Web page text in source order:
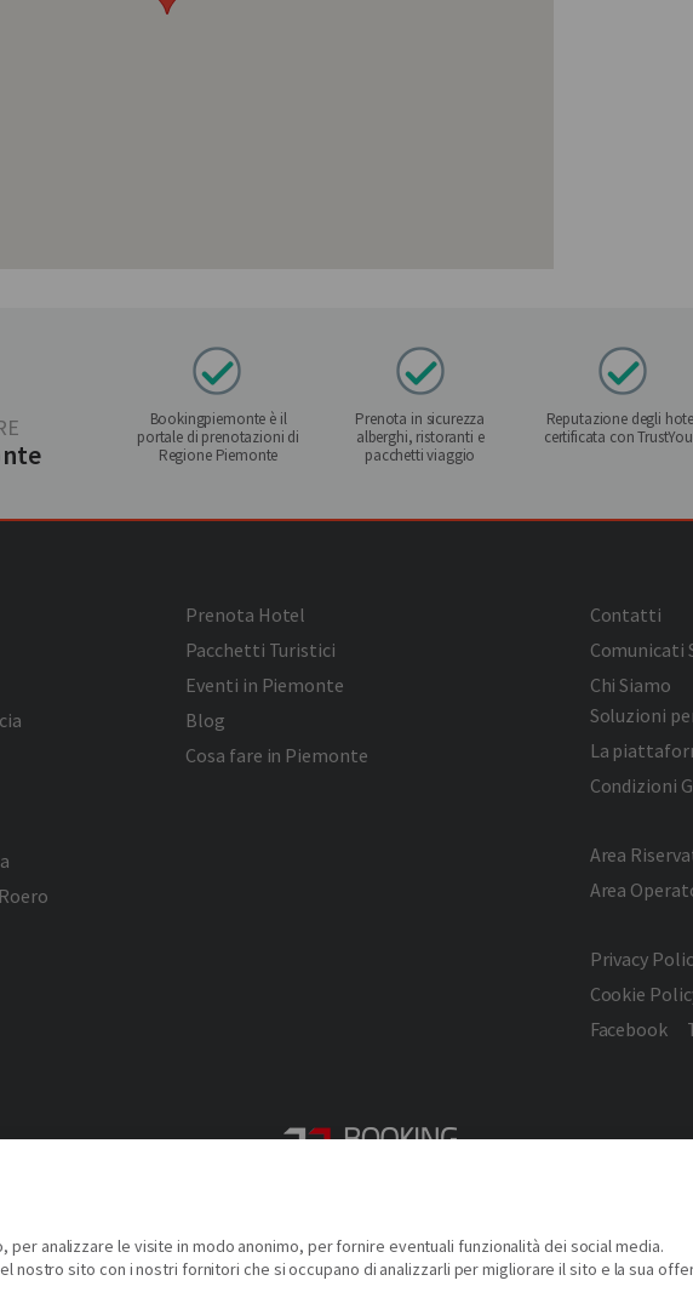
Bookingpiemonte è il
portale di prenotazioni di
Regione Piemonte
Prenota in sicurezza
alberghi, ristoranti e
pacchetti viaggio
Reputazione degli
certificata con
Prenota Hotel
Pacchetti Turistici
Eventi in Piemonte
Blog
Cosa fare in Piemonte
Contatti
Comunicati
Chi Siamo
Soluzioni
La
Condizioni
Area
Area
Privacy
Cookie
Facebook
Via Giuseppe Pomba, 23, 10123, Torino, (Italy)
Tel. (+39) 331 9879633
analizzare le visite in modo anonimo, per fornire eventuali funzionalità dei social media.
nostro sito con i nostri fornitori che si occupano di analizzarli per migliorare il sito e la sua